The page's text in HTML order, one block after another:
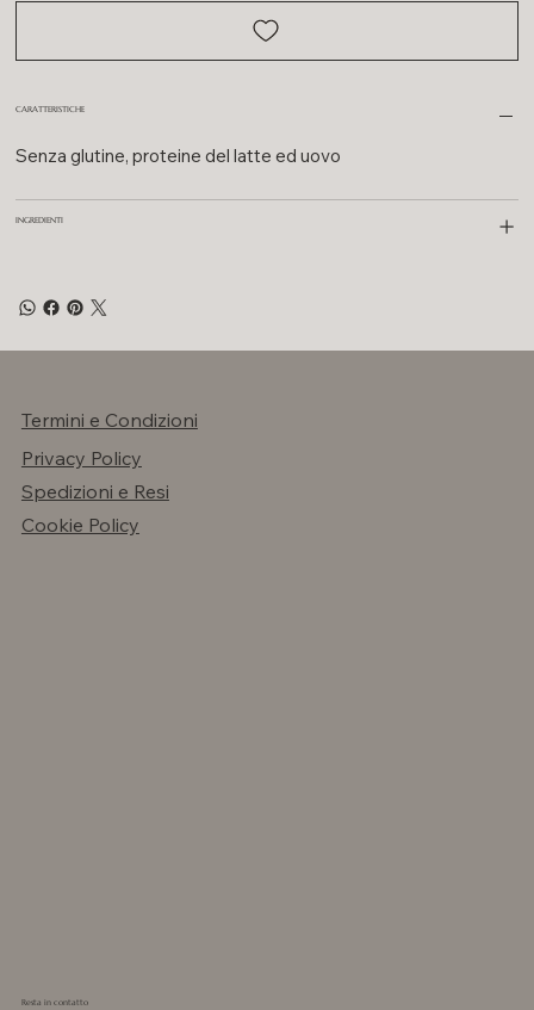
CARATTERISTICHE
Senza glutine, proteine del latte ed uovo
INGREDIENTI
Termini e Condizioni
Privacy Policy
Spedizioni e Resi
Cookie Policy
Resta in contatto